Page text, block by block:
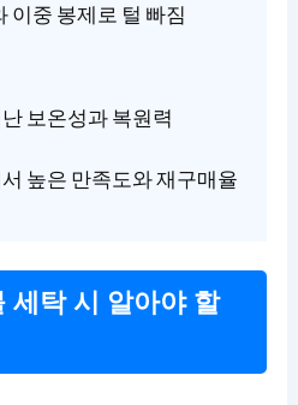
이중 봉제로 털 빠짐
보온성과 복원력
높은 만족도와 재구매율
세탁 시 알아야 할